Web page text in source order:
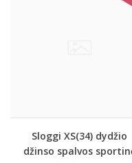
Sloggi XS(34) dydžio
džinso spalvos